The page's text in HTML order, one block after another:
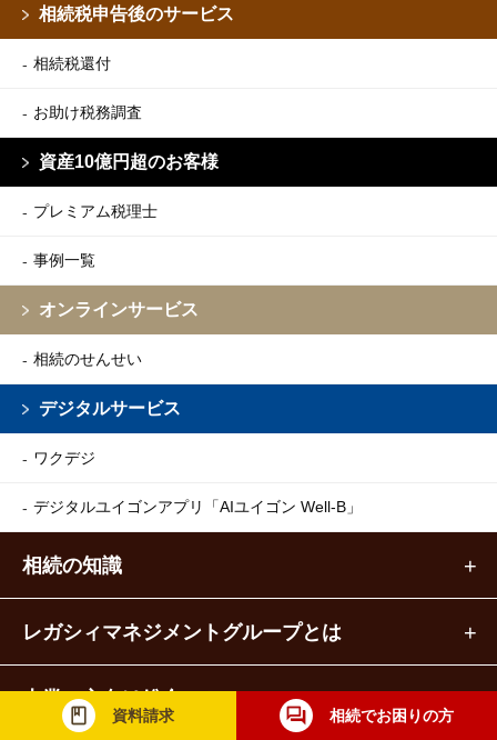
資料請求 相続でお困りの方
相続税申告後のサービス
相続税還付
お助け税務調査
資産10億円超のお客様
プレミアム税理士
事例一覧
オンラインサービス
相続のせんせい
デジタルサービス
ワクデジ
デジタルユイゴンアプリ 「AIユイゴン Well-B」
相続の知識
レガシィマネジメントグループとは
士業の方向け総合コミュニティ